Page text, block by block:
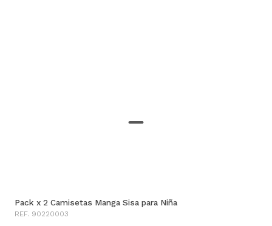
Pack x 2 Camisetas Manga Sisa para Niña
REF. 90220003